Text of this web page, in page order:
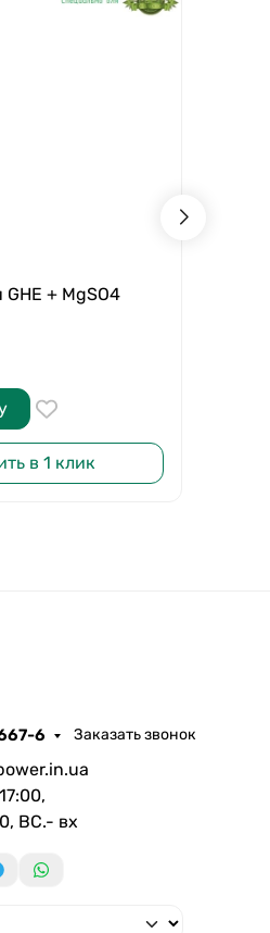
+ MgSO4
в 1 клик
6 Заказать звонок
ВС.- вх